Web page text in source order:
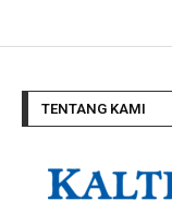
TENTANG KAMI